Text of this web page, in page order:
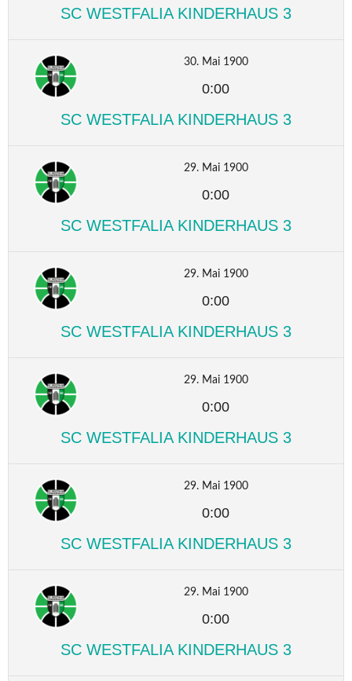
SC WESTFALIA KINDERHAUS 3
30. Mai 1900
0:00
SC WESTFALIA KINDERHAUS 3
29. Mai 1900
0:00
SC WESTFALIA KINDERHAUS 3
29. Mai 1900
0:00
SC WESTFALIA KINDERHAUS 3
29. Mai 1900
0:00
SC WESTFALIA KINDERHAUS 3
29. Mai 1900
0:00
SC WESTFALIA KINDERHAUS 3
29. Mai 1900
0:00
SC WESTFALIA KINDERHAUS 3